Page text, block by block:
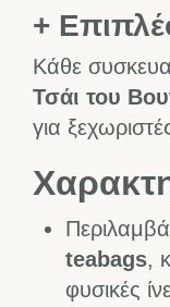
+
Κάθε
Τσάι του
για
teabags,
φυσικές